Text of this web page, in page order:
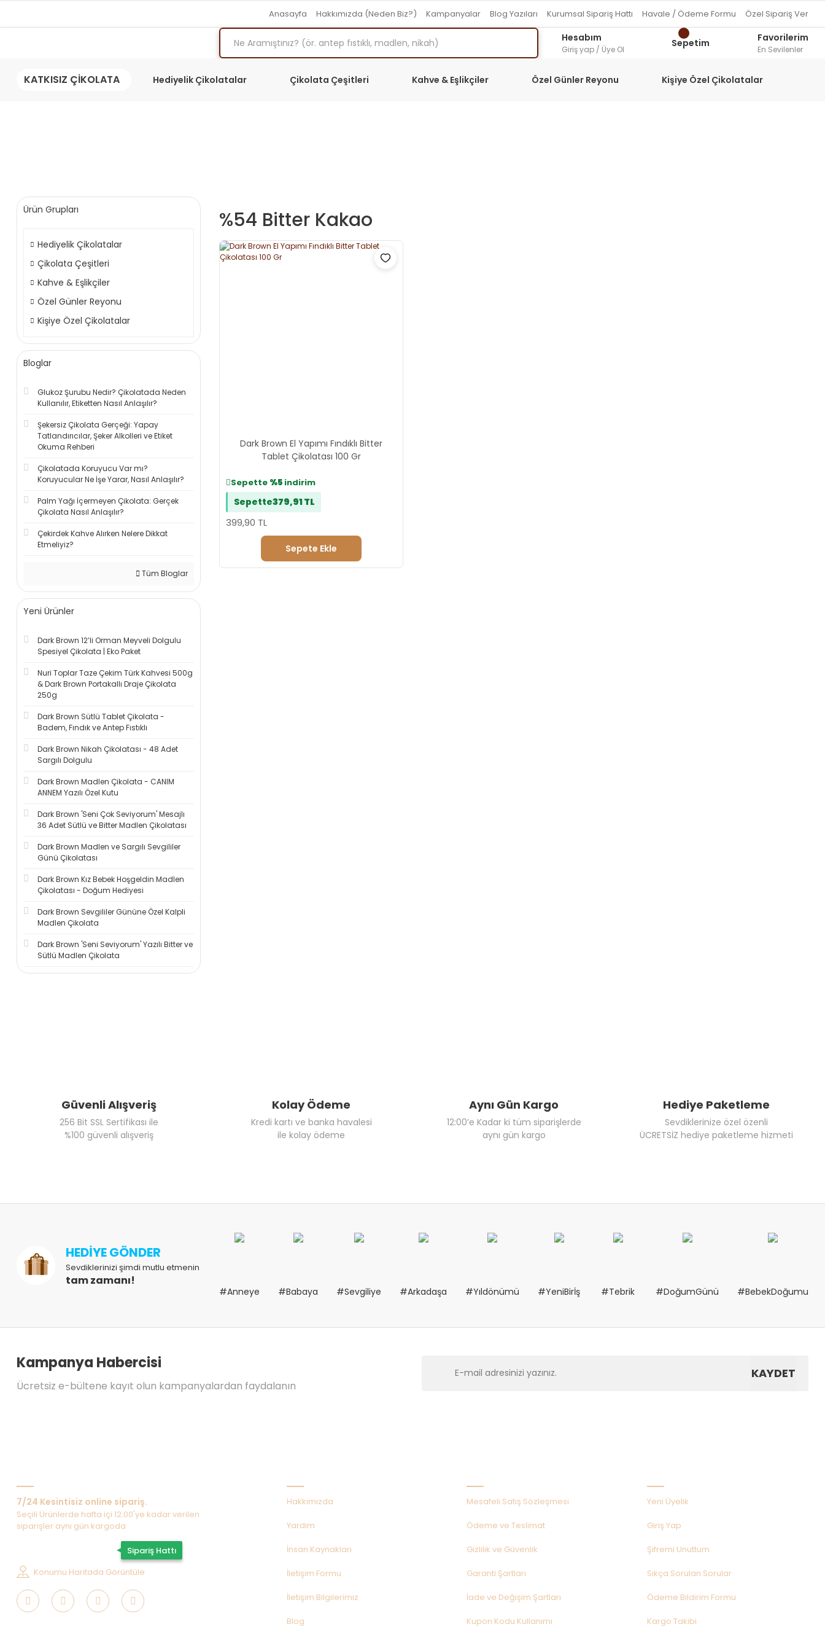
Anasayfa Hakkımızda (Neden Biz?) Kampanyalar Blog Yazıları Kurumsal Sipariş Hattı Havale / Ödeme Formu Özel Sipariş Ver
Hesabım
Giriş yap / Üye Ol
Sepetim Favorilerim
En Sevilenler
KATKISIZ ÇİKOLATA Hediyelik Çikolatalar Çikolata Çeşitleri Kahve & Eşlikçiler Özel Günler Reyonu Kişiye Özel Çikolatalar
Ürün Grupları
Hediyelik Çikolatalar
Çikolata Çeşitleri
Kahve & Eşlikçiler
Özel Günler Reyonu
Kişiye Özel Çikolatalar
Bloglar
Glukoz Şurubu Nedir? Çikolatada Neden
Kullanılır, Etiketten Nasıl Anlaşılır?
Şekersiz Çikolata Gerçeği: Yapay
Tatlandırıcılar, Şeker Alkolleri ve Etiket
Okuma Rehberi
Çikolatada Koruyucu Var mı?
Koruyucular Ne İşe Yarar, Nasıl Anlaşılır?
Palm Yağı İçermeyen Çikolata: Gerçek
Çikolata Nasıl Anlaşılır?
Çekirdek Kahve Alırken Nelere Dikkat
Etmeliyiz?
Tüm Bloglar
Yeni Ürünler
Dark Brown 12’li Orman Meyveli Dolgulu
Spesiyel Çikolata | Eko Paket
Nuri Toplar Taze Çekim Türk Kahvesi 500g
& Dark Brown Portakallı Draje Çikolata
250g
Dark Brown Sütlü Tablet Çikolata -
Badem, Fındık ve Antep Fıstıklı
Dark Brown Nikah Çikolatası - 48 Adet
Sargılı Dolgulu
Dark Brown Madlen Çikolata - CANIM
ANNEM Yazılı Özel Kutu
Dark Brown 'Seni Çok Seviyorum' Mesajlı
36 Adet Sütlü ve Bitter Madlen Çikolatası
Dark Brown Madlen ve Sargılı Sevgililer
Günü Çikolatası
Dark Brown Kız Bebek Hoşgeldin Madlen
Çikolatası - Doğum Hediyesi
Dark Brown Sevgililer Gününe Özel Kalpli
Madlen Çikolata
Dark Brown 'Seni Seviyorum' Yazılı Bitter ve
Sütlü Madlen Çikolata
%54 Bitter Kakao
Dark Brown El Yapımı Fındıklı Bitter
Tablet Çikolatası 100 Gr
Sepette %5 indirim
Sepette379,91 TL
399,90 TL
Sepete Ekle
Güvenli Alışveriş
256 Bit SSL Sertifikası ile
%100 güvenli alışveriş
Kolay Ödeme
Kredi kartı ve banka havalesi
ile kolay ödeme
Aynı Gün Kargo
12:00’e Kadar ki tüm siparişlerde
aynı gün kargo
Hediye Paketleme
Sevdiklerinize özel özenli
ÜCRETSİZ hediye paketleme hizmeti
HEDİYE GÖNDER
Sevdiklerinizi şimdi mutlu etmenin
tam zamanı!
#Anneye #Babaya #Sevgiliye #Arkadaşa #Yıldönümü #YeniBirİş #Tebrik #DoğumGünü #BebekDoğumu
Kampanya Habercisi
Ücretsiz e-bültene kayıt olun kampanyalardan faydalanın
KAYDET
7/24 Kesintisiz online sipariş.
Seçili Ürünlerde hafta içi 12:00'ye kadar verilen
siparişler aynı gün kargoda
Sipariş Hattı
Konumu Haritada Görüntüle
Hakkımızda
Yardım
İnsan Kaynakları
İletişim Formu
İletişim Bilgilerimiz
Blog
Mesafeli Satış Sözleşmesi
Ödeme ve Teslimat
Gizlilik ve Güvenlik
Garanti Şartları
İade ve Değişim Şartları
Kupon Kodu Kullanımı
Yeni Üyelik
Giriş Yap
Şifremi Unuttum
Sıkça Sorulan Sorular
Ödeme Bildirim Formu
Kargo Takibi